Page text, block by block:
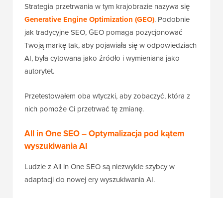
Strategia przetrwania w tym krajobrazie nazywa się
Generative Engine Optimization (GEO). Podobnie
jak tradycyjne SEO, GEO pomaga pozycjonować
Twoją markę tak, aby pojawiała się w odpowiedziach
AI, była cytowana jako źródło i wymieniana jako
autorytet.
Przetestowałem oba wtyczki, aby zobaczyć, która z
nich pomoże Ci przetrwać tę zmianę.
All in One SEO – Optymalizacja pod kątem
wyszukiwania AI
Ludzie z All in One SEO są niezwykle szybcy w
adaptacji do nowej ery wyszukiwania AI.